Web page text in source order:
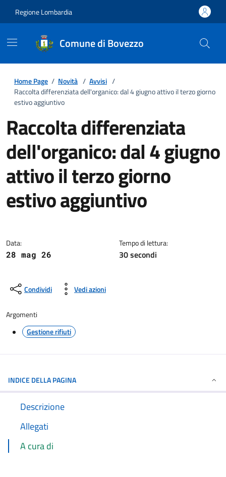
Regione Lombardia
Comune di Bovezzo
Home Page / Novità / Avvisi /
Raccolta differenziata dell'organico: dal 4 giugno attivo il terzo giorno
estivo aggiuntivo
Raccolta differenziata
dell'organico: dal 4 giugno
attivo il terzo giorno
estivo aggiuntivo
Data:
28 mag 26
Tempo di lettura:
30 secondi
Condividi Vedi azioni
Argomenti
Gestione rifiuti
INDICE DELLA PAGINA
Descrizione
Allegati
A cura di